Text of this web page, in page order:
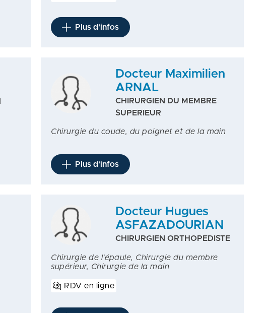
Plus d'infos
Docteur Maximilien
ARNAL
CHIRURGIEN DU MEMBRE
SUPERIEUR
Chirurgie du coude, du poignet et de la main
Plus d'infos
Docteur Hugues
ASFAZADOURIAN
CHIRURGIEN ORTHOPEDISTE
Chirurgie de l'épaule, Chirurgie du membre
supérieur, Chirurgie de la main
RDV en ligne